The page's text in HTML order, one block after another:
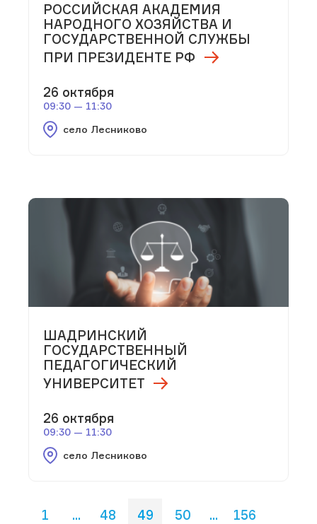
РОССИЙСКАЯ АКАДЕМИЯ
НАРОДНОГО ХОЗЯЙСТВА И
ГОСУДАРСТВЕННОЙ СЛУЖБЫ
ПРИ ПРЕЗИДЕНТЕ РФ
26 октября
09:30 — 11:30
село Лесниково
ШАДРИНСКИЙ
ГОСУДАРСТВЕННЫЙ
ПЕДАГОГИЧЕСКИЙ
УНИВЕРСИТЕТ
26 октября
09:30 — 11:30
село Лесниково
1 ... 48 49 50 ... 156